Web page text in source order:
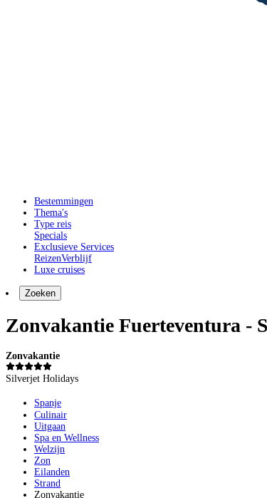
Bestemmingen
Thema's
Type reis
Specials
Exclusieve Services
ReizenVerblijf
Luxe cruises
Zoeken
Zonvakantie Fuerteventura -
Zonvakantie
Silverjet Holidays
Spanje
Culinair
Uitgaan
Spa en Wellness
Welzijn
Zon
Eilanden
Strand
Zonvakantie